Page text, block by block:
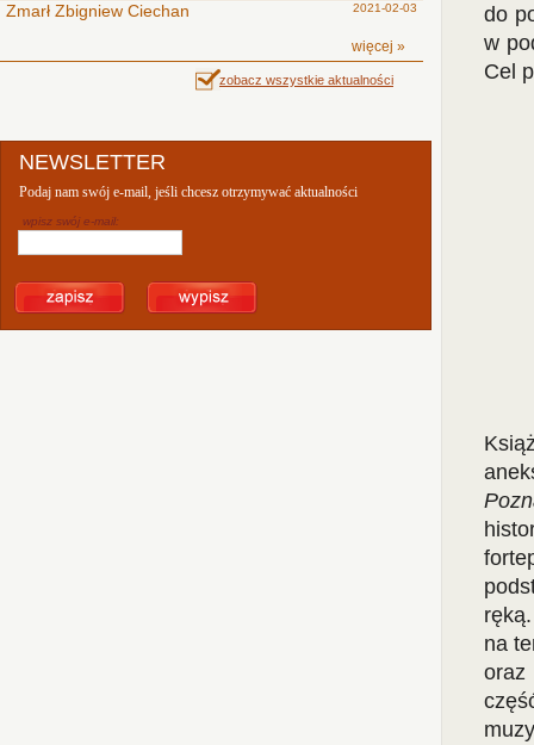
Zmarł Zbigniew Ciechan 2021-02-03
więcej »
zobacz wszystkie aktualności
NEWSLETTER
Podaj nam swój e-mail, jeśli chcesz otrzymywać aktualności
wpisz swój e-mail:
do
w
Cel
na